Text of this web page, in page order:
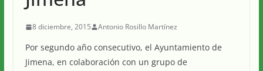
8 diciembre, 2015 Antonio Rosillo Martínez
Por segundo año consecutivo, el Ayuntamiento de
Jimena, en colaboración con un grupo de